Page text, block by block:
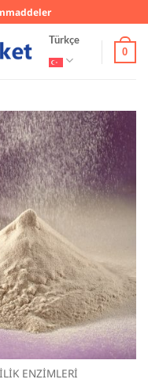
Türkçe
0
ENZIMLERI